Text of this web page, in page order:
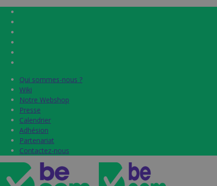
Qui sommes-nous ?
Wiki
Notre Webshop
Presse
Calendrier
Adhésion
Partenariat
Contactez-nous
Qui sommes-nous ?
Wiki
Notre Webshop
Presse
Calendrier
Adhésion
Partenariat
Contactez-nous
Home
Label & audits
Becom Trustmark
Security Scan